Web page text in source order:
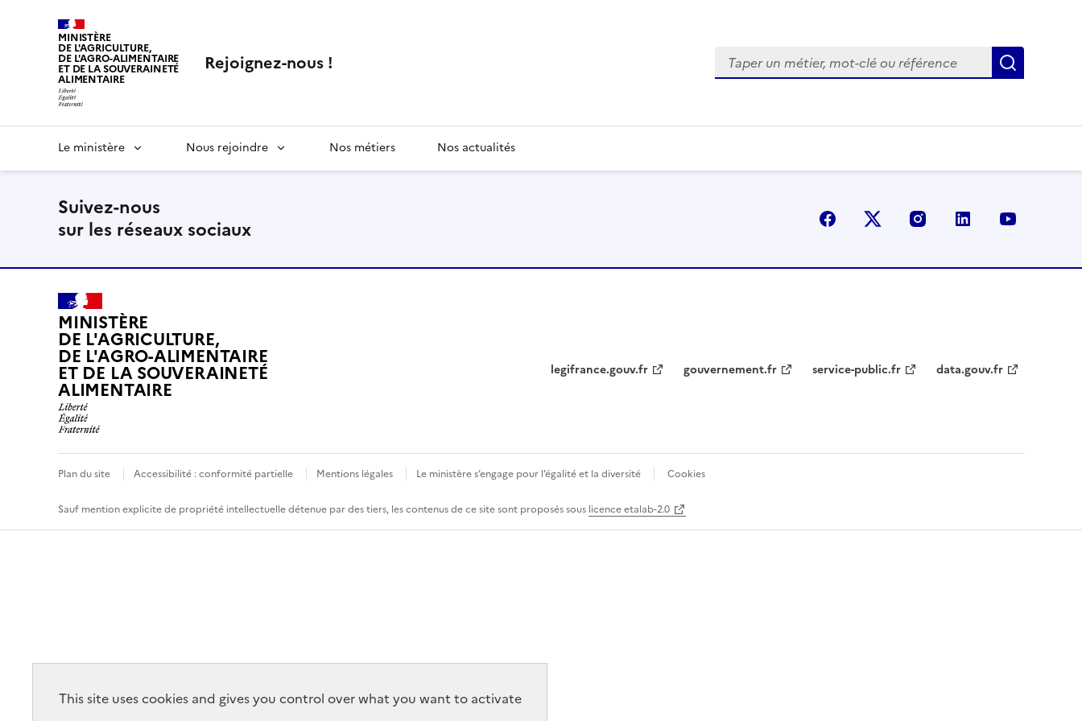
MINISTÈRE
DE L'AGRICULTURE,
DE L'AGRO-ALIMENTAIRE
ET DE LA SOUVERAINETÉ
ALIMENTAIRE
Rejoignez-nous !
Le ministère Nous rejoindre Nos métiers Nos actualités
Suivez-nous
sur les réseaux sociaux
FacebookX (Anciennement Twitter)
InstagramLinkedIn
MINISTÈRE
DE L'AGRICULTURE,
DE L'AGRO-ALIMENTAIRE
ET DE LA SOUVERAINETÉ
ALIMENTAIRE
legifrance.gouv.fr gouvernement.fr service-public.fr data.gouv.fr
Plan du site Accessibilité : conformité partielle Mentions légales Le ministère s’engage pour l’égalité et la diversité Cookies
Sauf mention explicite de propriété intellectuelle détenue par des tiers, les contenus de ce site sont proposés sous licence etalab-2.0
This site uses cookies and gives you control over what you want to activate